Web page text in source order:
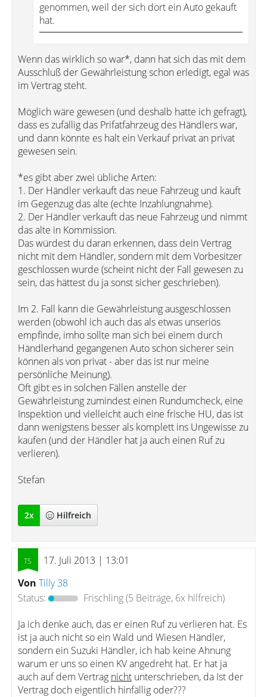
genommen, weil der sich dort ein Auto gekauft
hat.
Wenn das wirklich so war*, dann hat sich das mit dem
Ausschluß der Gewährleistung schon erledigt, egal was
im Vertrag steht.
Möglich wäre gewesen (und deshalb hatte ich gefragt),
dass es zufällig das Prifatfahrzeug des Händlers war,
und dann könnte es halt ein Verkauf privat an privat
gewesen sein.
*es gibt aber zwei übliche Arten:
1. Der Händler verkauft das neue Fahrzeug und kauft
im Gegenzug das alte (echte Inzahlungnahme).
2. Der Händler verkauft das neue Fahrzeug und nimmt
das alte in Kommission.
Das würdest du daran erkennen, dass dein Vertrag
nicht mit dem Händler, sondern mit dem Vorbesitzer
geschlossen wurde (scheint nicht der Fall gewesen zu
sein, das hättest du ja sonst sicher geschrieben).
Im 2. Fall kann die Gewährleistung ausgeschlossen
werden (obwohl ich auch das als etwas unseriös
empfinde, imho sollte man sich bei einem durch
Händlerhand gegangenen Auto schon sicherer sein
können als von privat - aber das ist nur meine
persönliche Meinung).
Oft gibt es in solchen Fällen anstelle der
Gewährleistung zumindest einen Rundumcheck, eine
Inspektion und vielleicht auch eine frische HU, das ist
dann wenigstens besser als komplett ins Ungewisse zu
kaufen (und der Händler hat ja auch einen Ruf zu
verlieren).
Stefan
2x Hilfreich
17. Juli 2013 | 13:01
Von Tilly 38
Status:
Frischling(5 Beiträge, 6x hilfreich)
Ja ich denke auch, das er einen Ruf zu verlieren hat. Es
ist ja auch nicht so ein Wald und Wiesen Händler,
sondern ein Suzuki Händler, ich hab keine Ahnung
warum er uns so einen KV angedreht hat. Er hat ja
auch auf dem Vertrag nichtunterschrieben, da Ist der
Vertrag doch eigentlich hinfällig oder???